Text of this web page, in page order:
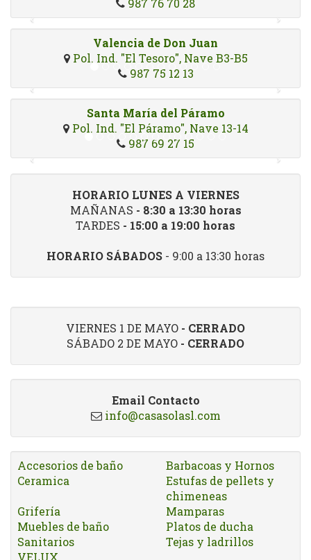
987 76 70 28
Valencia de Don Juan
Pol. Ind. "El Tesoro", Nave B3-B5
987 75 12 13
Santa María del Páramo
Pol. Ind. "El Páramo", Nave 13-14
987 69 27 15
HORARIO LUNES A VIERNES
MAÑANAS - 8:30 a 13:30 horas
TARDES - 15:00 a 19:00 horas
HORARIO SÁBADOS - 9:00 a 13:30 horas
VIERNES 1 DE MAYO - CERRADO
SÁBADO 2 DE MAYO - CERRADO
Email Contacto
info@casasolasl.com
Accesorios de baño
Barbacoas y Hornos
Ceramica
Estufas de pellets y
chimeneas
Grifería
Mamparas
Muebles de baño
Platos de ducha
Sanitarios
Tejas y ladrillos
VELUX